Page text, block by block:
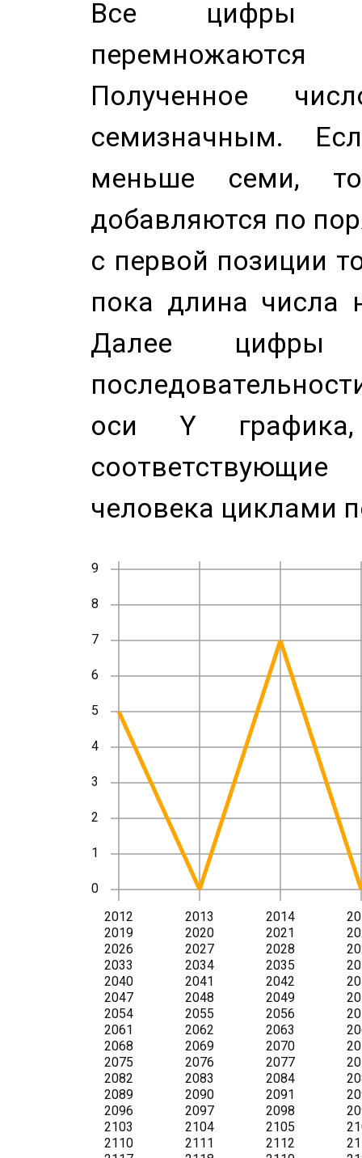
Все цифры
Полученное
семизначным.
меньше семи,
добавляются по
с первой позиции
пока длина числа
Далее цифры
оси Y
человека циклами